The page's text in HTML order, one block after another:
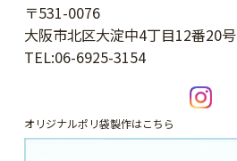
〒531-0076
大阪市北区大淀中4丁目12番20号
TEL:06-6925-3154
オリジナルポリ袋製作はこちら